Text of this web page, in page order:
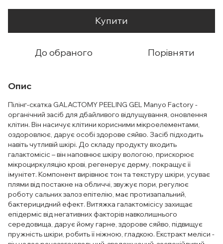
Купити
До обраного Порівняти
Опис
Пілінг-скатка GALACTOMY PEELING GEL Manyo Factory -
органічний засіб для дбайливого відлущування, оновлення
клітин. Він насичує клітини корисними мікроелементами,
оздоровлює, дарує особі здорове сяйво. Засіб підходить
навіть чутливій шкірі. До складу продукту входить
галактомісіс – він наповнює шкіру вологою, прискорює
мікроциркуляцію крові, регенерує дерму, покращує її
імунітет. Компонент вирівнює тон та текстуру шкіри, усуває
плями від постакне на обличчі, звужує пори, регулює
роботу сальних залоз епітелію, має протизапальний,
бактерицидний ефект. Витяжка галактомісісу захищає
епідерміс від негативних факторів навколишнього
середовища, дарує йому гарне, здорове сяйво, підвищує
пружність шкіри, робить її ніжною, гладкою. Екстракт меліси -